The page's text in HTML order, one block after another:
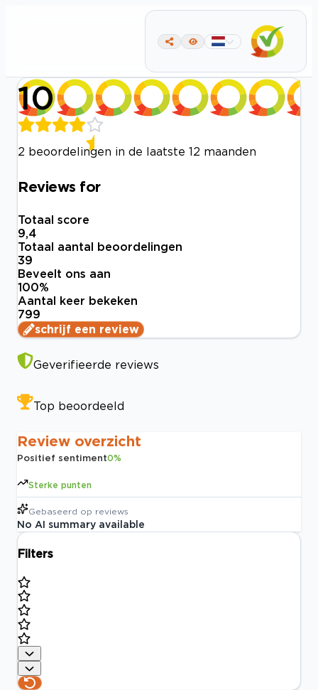
10
2 beoordelingen in de laatste 12 maanden
Reviews for
Totaal score
9,4
Totaal aantal beoordelingen
39
Beveelt ons aan
100%
Aantal keer bekeken
799
schrijf een review
Geverifieerde reviews
Top beoordeeld
Review overzicht
Positief sentiment0%
Sterke punten
Gebaseerd op reviews
No AI summary available
Filters